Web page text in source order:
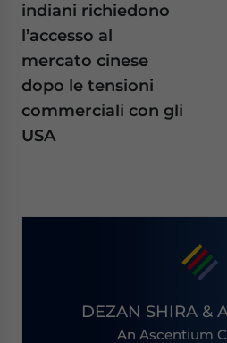
indiani richiedono
l’accesso al
mercato cinese
dopo le tensioni
commerciali con gli
USA
DEZAN SHIRA &
An Ascentium